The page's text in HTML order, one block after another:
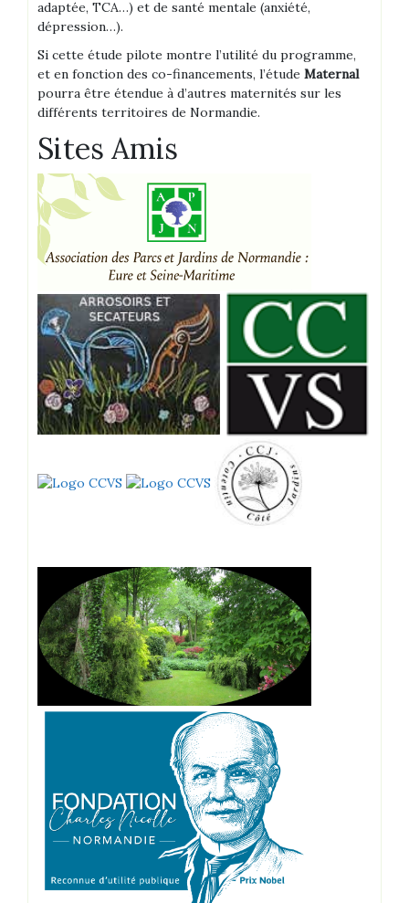
adaptée, TCA…) et de santé mentale (anxiété,
dépression…).
Si cette étude pilote montre l’utilité du programme,
et en fonction des co-financements, l’étude Maternal
pourra être étendue à d’autres maternités sur les
différents territoires de Normandie.
Sites Amis